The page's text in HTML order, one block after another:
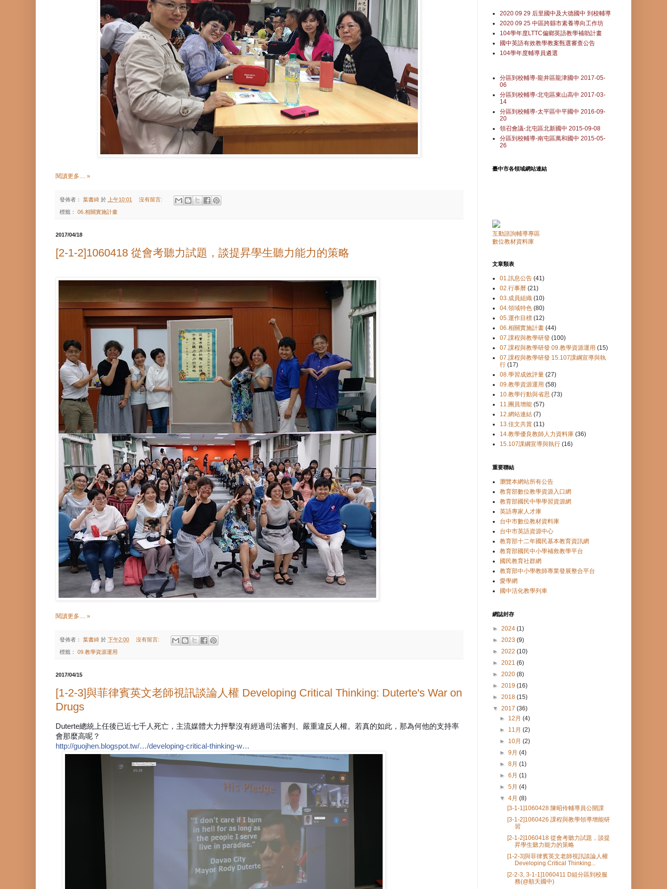
閱讀更多.... »
發佈者： 葉書綺 於 上午10:01 沒有留言:
標籤： 06.相關實施計畫
2017/04/18
[2-1-2]1060418 從會考聽力試題，談提昇學生聽力能力的策略
閱讀更多.... »
發佈者： 葉書綺 於 下午2:00 沒有留言:
標籤： 09.教學資源運用
2017/04/15
[1-2-3]與菲律賓英文老師視訊談論人權 Developing Critical Thinking: Duterte's War on
Drugs
Duterte總統上任後已近七千人死亡，主流媒體大力抨擊沒有經過司法審判、嚴重違反人權。若真的如此，那為何他的支持率
會那麼高呢？
http://guojhen.blogspot.tw/…/developing-critical-thinking-w…
2020 09 29 后里國中及大德國中 到校輔導
2020 09 25 中區跨縣市素養導向工作坊
104學年度LTTC偏鄉英語教學補助計畫
國中英語有效教學教案甄選審查公告
104學年度輔導員遴選
分區到校輔導-龍井區龍津國中 2017-05-
06
分區到校輔導-北屯區東山高中 2017-03-
14
分區到校輔導-太平區中平國中 2016-09-
20
領召會議-北屯區北新國中 2015-09-08
分區到校輔導-南屯區萬和國中 2015-05-
26
臺中市各領域網站連結
互動諮詢輔導專區
數位教材資料庫
文章類表
01.訊息公告 (41)
02.行事曆 (21)
03.成員組織 (10)
04.領域特色 (80)
05.運作目標 (12)
06.相關實施計畫 (44)
07.課程與教學研發 (100)
07.課程與教學研發 09.教學資源運用 (15)
07.課程與教學研發 15.107課綱宣導與執
行 (17)
08.學習成效評量 (27)
09.教學資源運用 (58)
10.教學行動與省思 (73)
11.團員增能 (57)
12.網站連結 (7)
13.佳文共賞 (11)
14.教學優良教師人力資料庫 (36)
15.107課綱宣導與執行 (16)
重要聯結
瀏覽本網站所有公告
教育部數位教學資源入口網
教育部國民中學學習資源網
英語專家人才庫
台中市數位教材資料庫
台中市英語資源中心
教育部十二年國民基本教育資訊網
教育部國民中小學補救教學平台
國民教育社群網
教育部中小學教師專業發展整合平台
愛學網
國中活化教學列車
網誌封存
► 2024 (1)
► 2023 (9)
► 2022 (10)
► 2021 (6)
► 2020 (8)
► 2019 (16)
► 2018 (15)
▼ 2017 (36)
► 12月(4)
► 11月(2)
► 10月(2)
►9月(4)
►8月(1)
►6月(1)
►5月(4)
▼4月(8)
[3-1-1]1060428 陳昭伶輔導員公開課
[3-1-2]1060426 課程與教學領導增能研
習
[2-1-2]1060418 從會考聽力試題，談提
昇學生聽力能力的策略
[1-2-3]與菲律賓英文老師視訊談論人權
Developing Critical Thinking...
[2-2-3, 3-1-1]1060411 D組分區到校服
務(@順天國中)